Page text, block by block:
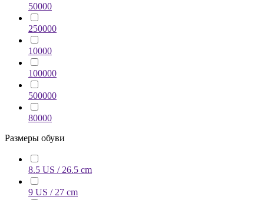
50000
250000
10000
100000
500000
80000
Размеры обуви
8.5 US / 26.5 cm
9 US / 27 cm